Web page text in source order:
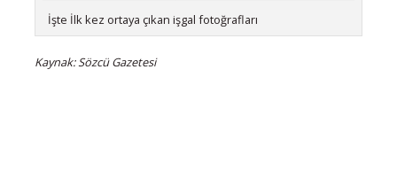
İşte İlk kez ortaya çıkan işgal fotoğrafları
Kaynak: Sözcü Gazetesi